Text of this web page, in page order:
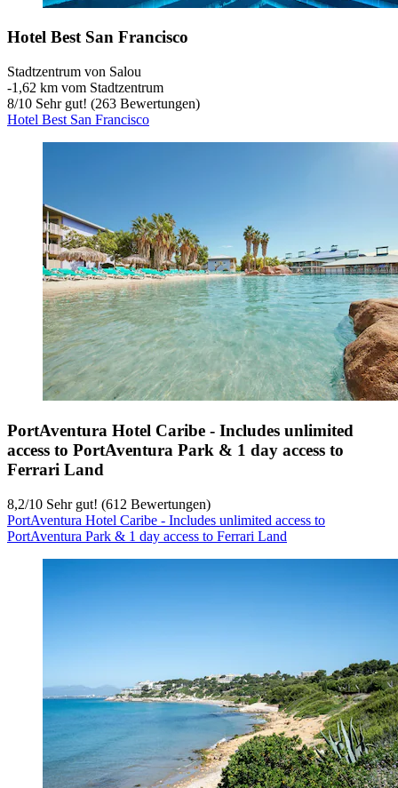
Hotel Best San Francisco
Stadtzentrum von Salou
‐1,62 km vom Stadtzentrum
8/10 Sehr gut! (263 Bewertungen)
Hotel Best San Francisco
PortAventura Hotel Caribe - Includes unlimited
access to PortAventura Park & 1 day access to
Ferrari Land
8,2/10 Sehr gut! (612 Bewertungen)
PortAventura Hotel Caribe - Includes unlimited access to
PortAventura Park & 1 day access to Ferrari Land